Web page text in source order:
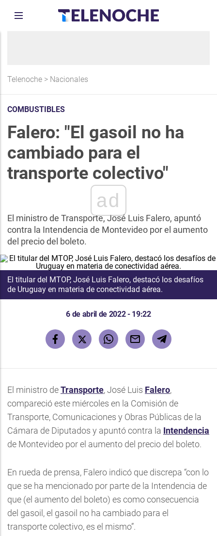
Telenoche > Nacionales
COMBUSTIBLES
Falero: "El gasoil no ha
cambiado para el
transporte colectivo"
ad
El ministro de Transporte, José Luis Falero, apuntó
contra la Intendencia de Montevideo por el aumento
del precio del boleto.
El titular del MTOP, José Luis Falero, destacó los desafíos
de Uruguay en materia de conectividad aérea.
6 de abril de 2022 - 19:22
El ministro deTransporte, José Luis Falero,
compareció este miércoles en la Comisión de
Transporte, Comunicaciones y Obras Públicas de la
Cámara de Diputados y apuntó contra la Intendencia
de Montevideo por el aumento del precio del boleto.
En rueda de prensa, Falero indicó que discrepa “con lo
que se ha mencionado por parte de la Intendencia de
que (el aumento del boleto) es como consecuencia
del gasoil, el gasoil no ha cambiado para el
transporte colectivo, es el mismo”.